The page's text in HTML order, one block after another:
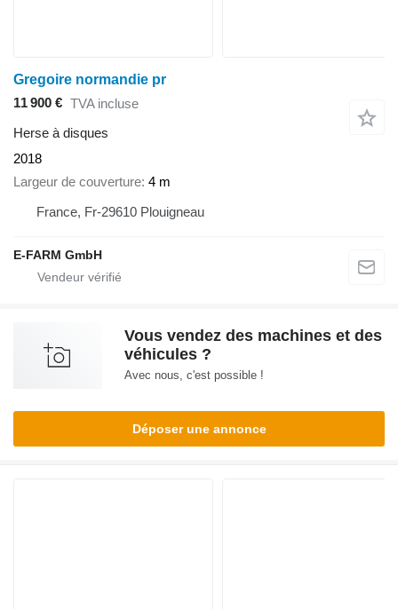
Gregoire normandie pr
11 900 € TVA incluse
Herse à disques
2018
Largeur de couverture 4 m
France, Fr-29610 Plouigneau
E-FARM GmbH
Vous vendez des machines et des
véhicules ?
Avec nous, c'est possible !
Déposer une annonce